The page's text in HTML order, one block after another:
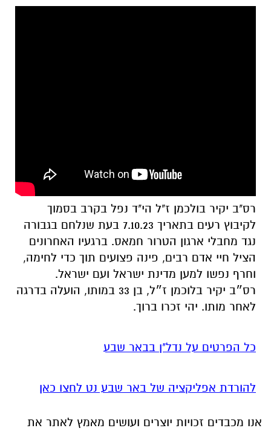
רס"ב יקיר בולכמן ז"ל הי"ד נפל בקרב בסמוך
לקיבוץ רעים בתאריך 7.10.23 בעת שנלחם בגבורה
נגד מחבלי ארגון הטרור חמאס. ברגעיו האחרונים
הציל חיי אדם רבים, פינה פצועים תוך כדי לחימה,
וחרף נפשו למען מדינת ישראל ועם ישראל.
רס״ב יקיר בלוכמן ז״ל, בן 33 במותו, הועלה בדרגה
לאחר מותו. יהי זכרו ברוך.
כל הפרטים על נדל"ן בבאר שבע
להורדת אפליקציה של באר שבע נט לחצו כאן
אנו מכבדים זכויות יוצרים ועושים מאמץ לאתר את